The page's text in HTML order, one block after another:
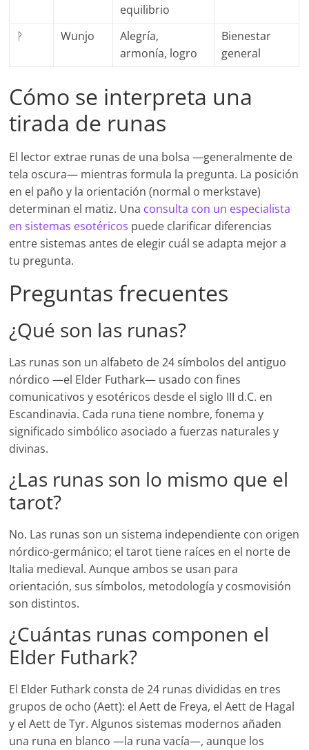
equilibrio
ᚹ Wunjo
Alegría,
armonía, logro
Bienestar
general
Cómo se interpreta una
tirada de runas
El lector extrae runas de una bolsa —generalmente de
tela oscura— mientras formula la pregunta. La posición
en el paño y la orientación (normal o merkstave)
determinan el matiz. Una consulta con un especialista
en sistemas esotéricos puede clarificar diferencias
entre sistemas antes de elegir cuál se adapta mejor a
tu pregunta.
Preguntas frecuentes
¿Qué son las runas?
Las runas son un alfabeto de 24 símbolos del antiguo
nórdico —el Elder Futhark— usado con fines
comunicativos y esotéricos desde el siglo III d.C. en
Escandinavia. Cada runa tiene nombre, fonema y
significado simbólico asociado a fuerzas naturales y
divinas.
¿Las runas son lo mismo que el
tarot?
No. Las runas son un sistema independiente con origen
nórdico-germánico; el tarot tiene raíces en el norte de
Italia medieval. Aunque ambos se usan para
orientación, sus símbolos, metodología y cosmovisión
son distintos.
¿Cuántas runas componen el
Elder Futhark?
El Elder Futhark consta de 24 runas divididas en tres
grupos de ocho (Aett): el Aett de Freya, el Aett de Hagal
y el Aett de Tyr. Algunos sistemas modernos añaden
una runa en blanco —la runa vacía—, aunque los